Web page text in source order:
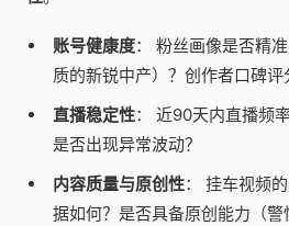
账号健康度： 粉丝画像是否精
质的新锐中产）？创作者口碑评
直播稳定性： 近90天内直播频
是否出现异常波动？
内容质量与原创性： 挂车视频
据如何？是否具备原创能力（警